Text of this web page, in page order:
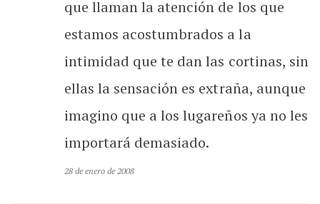
que llaman la atención de los que
estamos acostumbrados a la
intimidad que te dan las cortinas, sin
ellas la sensación es extraña, aunque
imagino que a los lugareños ya no les
importará demasiado.
28 de enero de 2008